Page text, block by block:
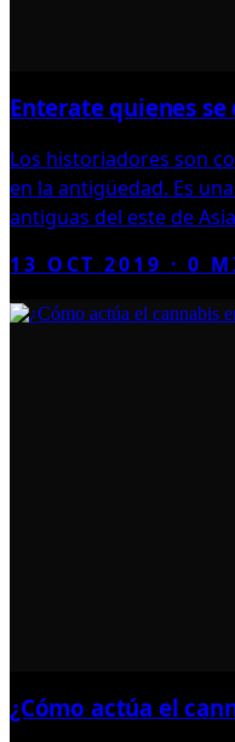
Enterate quienes
Los historiadores son
en la antigüedad. Es
antiguas del este de
13 OCT 2019 ·0
¿Cómo actúa el